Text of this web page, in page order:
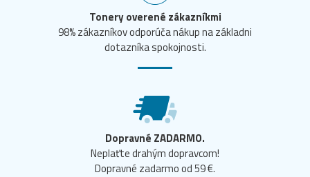
Tonery overené zákazníkmi
98% zákazníkov odporúča nákup na základni
dotazníka spokojnosti.
Dopravné ZADARMO.
Neplaťte drahým dopravcom!
Dopravné zadarmo od 59 €.